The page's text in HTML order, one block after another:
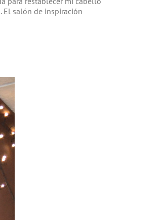
El salón de inspiración